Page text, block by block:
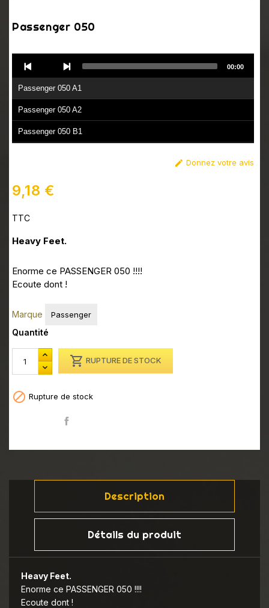
Passenger 050
Player
Passenger 050 A1
Passenger 050 A2
Passenger 050 B1
00:00
 Donnez votre avis
9,18 €
TTC
Heavy Feet.
Enorme ce PASSENGER 050 !!!!
Ecoute dont !
Marque Passenger
Quantité
 RUPTURE DE STOCK
 Rupture de stock
Description
Détails du produit
Heavy Feet.
Enorme ce PASSENGER 050 !!!!
Ecoute dont !